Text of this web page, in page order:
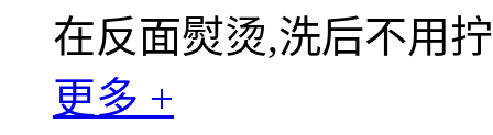
在反面熨烫,洗后不用
更多 +